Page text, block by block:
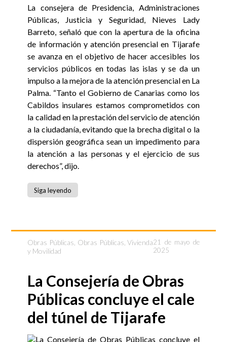
La consejera de Presidencia, Administraciones
Públicas, Justicia y Seguridad, Nieves Lady
Barreto, señaló que con la apertura de la oficina
de información y atención presencial en Tijarafe
se avanza en el objetivo de hacer accesibles los
servicios públicos en todas las islas y se da un
impulso a la mejora de la atención presencial en La
Palma. “Tanto el Gobierno de Canarias como los
Cabildos insulares estamos comprometidos con
la calidad en la prestación del servicio de atención
a la ciudadanía, evitando que la brecha digital o la
dispersión geográfica sean un impedimento para
la atención a las personas y el ejercicio de sus
derechos”, dijo.
Siga leyendo
Obras Públicas Obras Públicas, Vivienda
y Movilidad
21 de mayo de
2025
La Consejería de Obras
Públicas concluye el cale
del túnel de Tijarafe